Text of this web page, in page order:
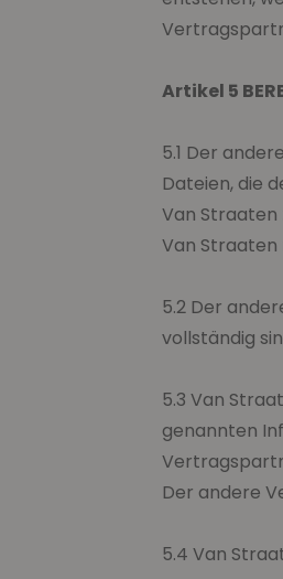
Artikel 5
5.1 Der
Dateien, die
Van
Van
5.2 Der
vollständig
5.3 Van
genannten
Der andere
5.4 Van